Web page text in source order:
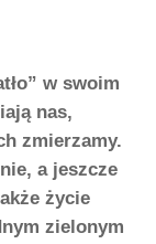
w swoim
nas,
zmierzamy.
a jeszcze
życie
zielonym